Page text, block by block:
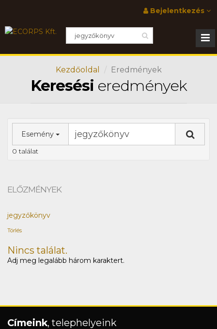
Bejelentkezés
Kezdőoldal Eredmények
Keresési eredmények
Esemény
0 találat
ELŐZMÉNYEK
jegyzőkönyv
Törlés
Nincs találat.
Adj meg legalább három karaktert.
Címeink, telephelyeink